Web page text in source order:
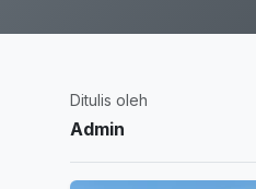
Ditulis oleh
Admin